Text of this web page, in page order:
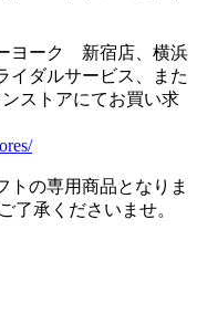
ヨーク 新宿店、横浜
イダルサービス、また
ストアにてお買い求
の専用商品となりま
了承くださいませ。